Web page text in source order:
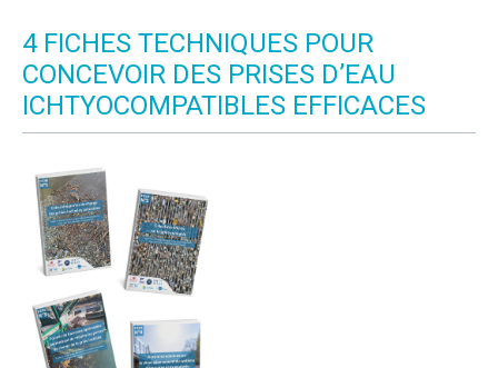
4 FICHES TECHNIQUES POUR
CONCEVOIR DES PRISES D’EAU
ICHTYOCOMPATIBLES EFFICACES